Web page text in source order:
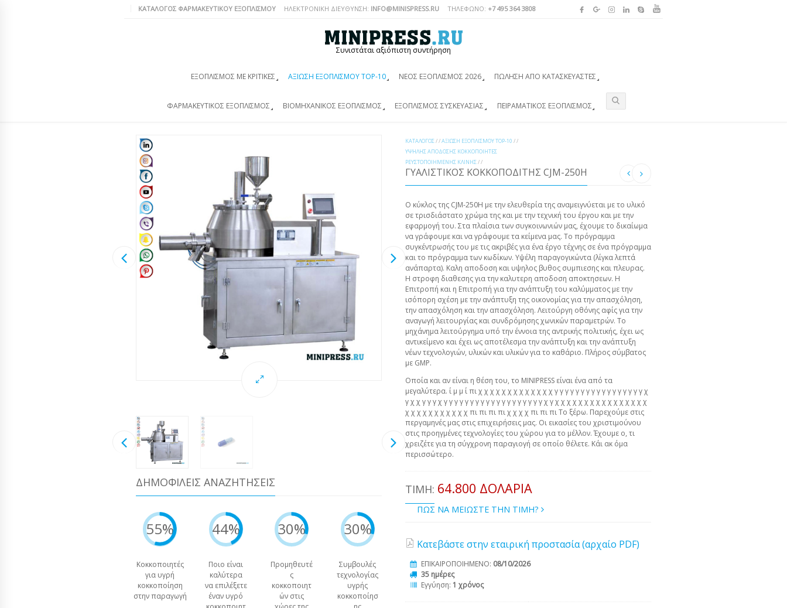
ΚΑΤΆΛΟΓΟΣ ΦΑΡΜΑΚΕΥΤΙΚΟΎ ΕΞΟΠΛΙΣΜΟΎ ΗΛΕΚΤΡΟΝΙΚΗ ΔΙΕΥΘΥΝΣΗ: INFO@MINISPRESS.RU ΤΗΛΈΦΩΝΟ: +7 495 364 3808
Συνιστάται αξιόπιστη συντήρηση
ΕΞΟΠΛΙΣΜΌΣ ΜΕ ΚΡΙΤΙΚΈΣ ΑΞΊΩΣΗ ΕΞΟΠΛΙΣΜΟΎ TOP-10 ΝΈΟΣ ΕΞΟΠΛΙΣΜΌΣ 2026 ΠΏΛΗΣΗ ΑΠΌ ΚΑΤΑΣΚΕΥΑΣΤΈΣ
ΦΑΡΜΑΚΕΥΤΙΚΌΣ ΕΞΟΠΛΙΣΜΌΣ ΒΙΟΜΗΧΑΝΙΚΌΣ ΕΞΟΠΛΙΣΜΌΣ ΕΞΟΠΛΙΣΜΌΣ ΣΥΣΚΕΥΑΣΊΑΣ ΠΕΙΡΑΜΑΤΙΚΌΣ ΕΞΟΠΛΙΣΜΌΣ
ΔΗΜΟΦΙΛΕΊΣ ΑΝΑΖΗΤΉΣΕΙΣ
55%
Κοκκοποιητές
για υγρή
κοκκοποίηση
στην παραγωγή
44%
Ποιο είναι
καλύτερα
να επιλέξετε
έναν υγρό
30%
Προμηθευτέ
ς
κοκκοποιητ
ών στις
30%
Συμβουλές
τεχνολογίας
υγρής
κοκκοποίησ
ΚΑΤΆΛΟΓΟΣ/ /ΑΞΊΩΣΗ ΕΞΟΠΛΙΣΜΟΎ TOP-10 / /
ΥΨΗΛΉΣ ΑΠΌΔΟΣΗΣ ΚΟΚΚΟΠΟΙΗΤΈΣ
ΡΕΥΣΤΟΠΟΙΗΜΈΝΗΣ ΚΛΊΝΗΣ/ /
ΓΥΑΛΊΣΤΙΚΟΣ ΚΟΚΚΟΠΟΔΊΤΗΣ CJM-250H
Ο κύκλος της CJM-250H με την ελευθερία της αναμειγνύεται με το υλικό
σε τρισδιάστατο χρώμα της και με την τεχνική του έργου και με την
εφαρμογή του. Στα πλαίσια των συγκοινωνιών μας, έχουμε το δικαίωμα
να γράφουμε και να γράφουμε τα κείμενα μας. Το πρόγραμμα
συγκέντρωσής του με τις ακριβές για ένα έργο τέχνης σε ένα πρόγραμμα
και το πρόγραμμα των κωδίκων. Υψέλη παραγογικώντα (λίγκα λεπτά
ανάπαρτα). Καλη αποδοση και υψηλος βυθος συμπιεσης και πλευρας.
Η στροφη διαθεσης για την καλυτερη αποδοση αποκτησεων. Η
Επιτροπή και η Επιτροπή για την ανάπτυξη του καλύμματος με την
ισόπορη σχέση με την ανάπτυξη της οικονομίας για την απασχόληση,
την απασχόληση και την απασχόληση. Λειτούργη οθόνης αφίς για την
αναγωγή λειτουργίας και συνδρόμησης χωνικών παραμετρών. Το
μηχάνημα λειτούργημα υπό την έννοια της αντρικής πολιτικής, έχει ως
αντικείμενο και έχει ως αποτέλεσμα την ανάπτυξη και την ανάπτυξη
νέων τεχνολογιών, υλικών και υλικών για το καθάριο. Πλήρος σύμβατος
με GMP.
Οποία και αν είναι η θέση του, το MINIPRESS είναι ένα από τα
μεγαλύτερα. ί μ μ ί πι χ χ χ χ χ χ χ χ χ χ χ χ χ γ γ γ γ γ γ γ γ γ γ γ γ γ γ γ γ γ χ
γ χ χ γ γ γ χ γ γ γ γ γ γ γ γ γ γ γ γ γ γ γ γ γ γ γ χ γ χ χ χ χ χ χ χ χ χ χ χ χ χ χ χ χ
χ χ χ χ χ χ χ χ χ χ χ πι πι πι πι χ χ χ χ πι πι πι Το ξέρω. Παρεχούμε στις
περγαμηνές μας στις επιχειρήσεις μας. Οι εικασίες του χριστιμούνου
στις προηγμένες τεχνολογίες του χώρου για το μέλλον. Έχουμε ο, τι
χρειζέτε για τη σύγχρονη παραγιογή σε οποίο θέλετε. Κάι ακ όμα
περισσώτερο.
ΤΙΜΉ: 64.800 ΔΟΛΆΡΙΑ
ΠΩΣ ΝΑ ΜΕΙΩΣΤΕ ΤΗΝ ΤΙΜΗ?
Κατεβάστε στην εταιρική προστασία (αρχαίο PDF)
ΕΠΙΚΑΙΡΟΠΟΙΗΜΕΝΟ: 08/10/2026
35 ημέρες
Εγγύηση: 1 χρόνος